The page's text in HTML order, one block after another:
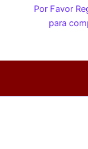
Por Favor
para